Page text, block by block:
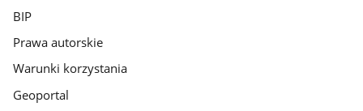
BIP
Prawa autorskie
Warunki korzystania
Geoportal